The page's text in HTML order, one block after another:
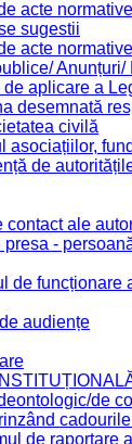
acte
sugestii
acte
Anunțuri/
aplicare a
desemnată
civilă
asociațiilor,
de
contact ale
-
de funcționare
audiențe
de
de raportare